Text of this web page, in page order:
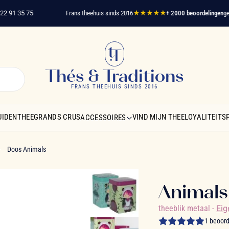
35 75 Frans theehuis sinds 2016 ★★★★★+ 2000 beoordelingen
Thés & Traditions
FRANS THEEHUIS SINDS 2016
GRANDS CRUSACCESSOIRES VIND MIJN THEE
Doos Animals
theeblik metaal-
1